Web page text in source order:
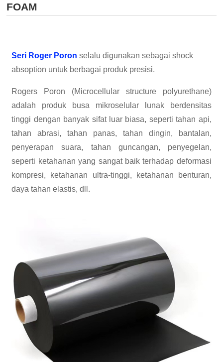
FOAM
Seri Roger Poron selalu digunakan sebagai shock
absoption untuk berbagai produk presisi.
Rogers Poron (Microcellular structure polyurethane)
adalah produk busa mikroselular lunak berdensitas
tinggi dengan banyak sifat luar biasa, seperti tahan api,
tahan abrasi, tahan panas, tahan dingin, bantalan,
penyerapan suara, tahan guncangan, penyegelan,
seperti ketahanan yang sangat baik terhadap deformasi
kompresi, ketahanan ultra-tinggi, ketahanan benturan,
daya tahan elastis, dll.